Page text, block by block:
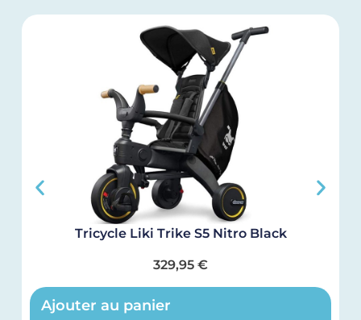
Tricycle Liki Trike S5 Nitro Black
329,95 €
Ajouter au panier